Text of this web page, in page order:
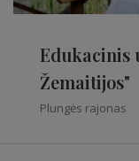
Edukacinis
Žemaitijos"
Plungės rajonas